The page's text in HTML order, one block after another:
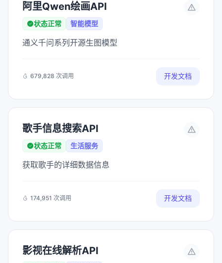
阿里Qwen绘画API
状态正常 智能模型
通义千问系列开源生图模型
679,828 次调用 开发文档
歌手信息搜索API
状态正常 生活服务
获取歌手的详细数据信息
174,951 次调用 开发文档
影视在线解析API